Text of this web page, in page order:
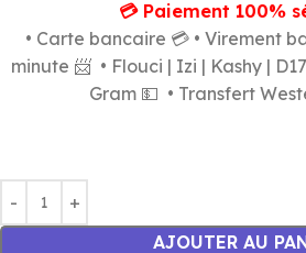
💳 Paiement 100%
• Carte bancaire 💳 • Virement
minute 📨 • Flouci | Izi | Kashy |
Gram 💵 • Transfert
AJOUTER AU